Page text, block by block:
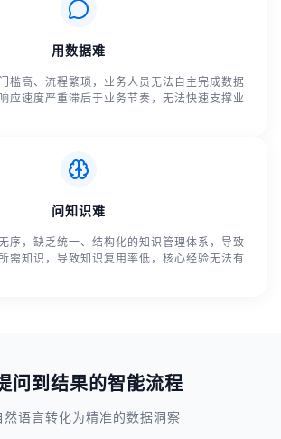
用数据难
槛高、流程繁琐，业务人员无法自主完成数据
应速度严重滞后于业务节奏，无法快速支撑业
问知识难
序，缺乏统一、结构化的知识管理体系，导致
需知识，导致知识复用率低，核心经验无法有
问到结果的智能流程
然语言转化为精准的数据洞察